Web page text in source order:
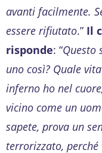
avanti facilmente.
essere rifiutato.” Il
risponde: “Questo
uno così? Quale
inferno ho nel
vicino come un
sapete, prova un
terrorizzato,